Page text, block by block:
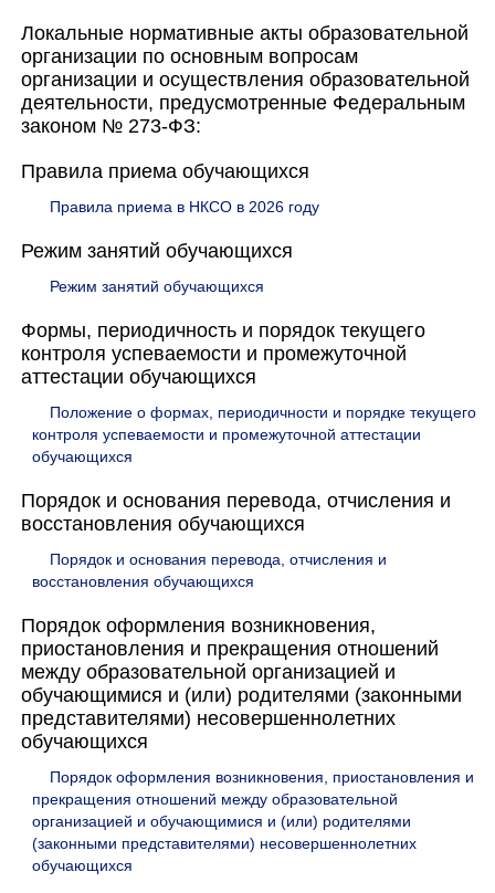
Локальные нормативные акты образовательной
организации по основным вопросам
организации и осуществления образовательной
деятельности, предусмотренные Федеральным
законом № 273-ФЗ:
Правила приема обучающихся
Правила приема в НКСО в 2026 году
Режим занятий обучающихся
Режим занятий обучающихся
Формы, периодичность и порядок текущего
контроля успеваемости и промежуточной
аттестации обучающихся
Положение о формах, периодичности и порядке текущего
контроля успеваемости и промежуточной аттестации
обучающихся
Порядок и основания перевода, отчисления и
восстановления обучающихся
Порядок и основания перевода, отчисления и
восстановления обучающихся
Порядок оформления возникновения,
приостановления и прекращения отношений
между образовательной организацией и
обучающимися и (или) родителями (законными
представителями) несовершеннолетних
обучающихся
Порядок оформления возникновения, приостановления и
прекращения отношений между образовательной
организацией и обучающимися и (или) родителями
(законными представителями) несовершеннолетних
обучающихся